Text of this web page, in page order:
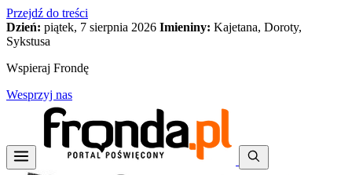
Przejdź do treści
Dzień: piątek, 7 sierpnia 2026 Imieniny: Kajetana, Doroty,
Sykstusa
Wspieraj Frondę
Wesprzyj nas